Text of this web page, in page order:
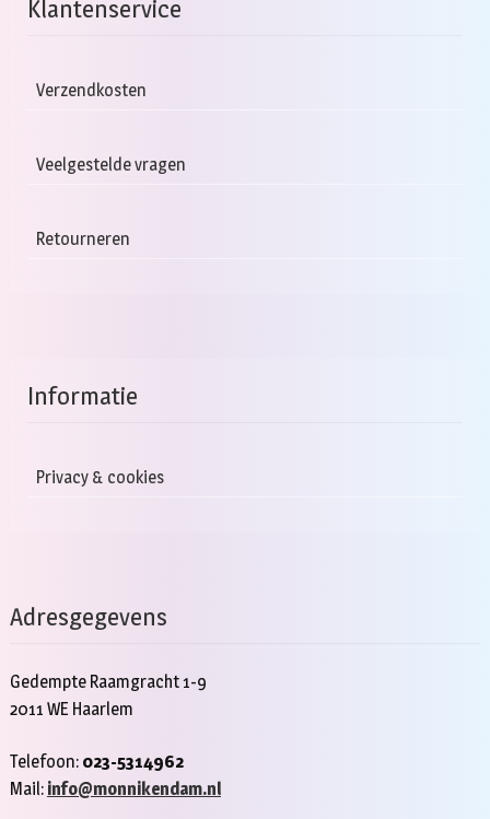
Klantenservice
Verzendkosten
Veelgestelde vragen
Retourneren
Informatie
Privacy & cookies
Adresgegevens
Gedempte Raamgracht 1-9
2011 WE Haarlem
Telefoon: 023-5314962
Mail: info@monnikendam.nl